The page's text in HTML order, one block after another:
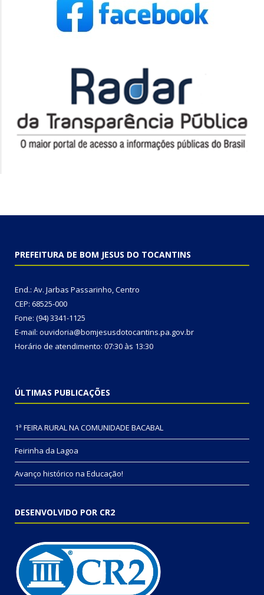
PREFEITURA DE BOM JESUS DO TOCANTINS
End.: Av. Jarbas Passarinho, Centro
CEP: 68525-000
Fone: (94) 3341-1125
E-mail: ouvidoria@bomjesusdotocantins.pa.gov.br
Horário de atendimento: 07:30 às 13:30
ÚLTIMAS PUBLICAÇÕES
1ª FEIRA RURAL NA COMUNIDADE BACABAL
Feirinha da Lagoa
Avanço histórico na Educação!
DESENVOLVIDO POR CR2